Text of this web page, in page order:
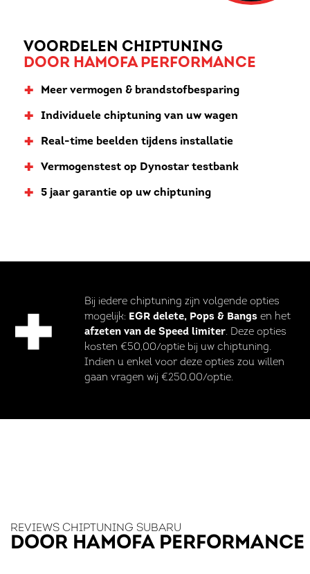
VOORDELEN CHIPTUNING
DOOR HAMOFA PERFORMANCE
+ Meer vermogen & brandstofbesparing
+ Individuele chiptuning van uw wagen
+ Real-time beelden tijdens installatie
+ Vermogenstest op Dynostar testbank
+ 5 jaar garantie op uw chiptuning
Bij iedere chiptuning zijn volgende opties
mogelijk: EGR delete, Pops & Bangs en het
afzeten van de Speed limiter. Deze opties
kosten €50,00/optie bij uw chiptuning.
Indien u enkel voor deze opties zou willen
gaan vragen wij €250,00/optie.
REVIEWS CHIPTUNING SUBARU
DOOR HAMOFA PERFORMANCE